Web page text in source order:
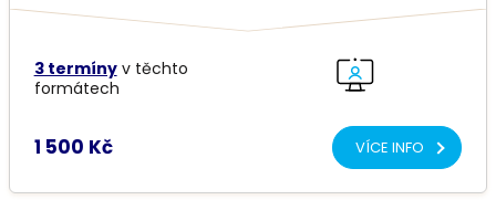
3 termínyv těchto
formátech
1 500 Kč VÍCE INFO